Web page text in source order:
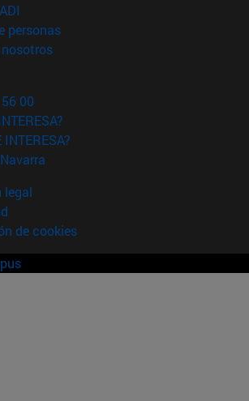
personas(abre en nueva ventana)
(abre en nueva ventana)
00
INTERESA?
legal
de cookies